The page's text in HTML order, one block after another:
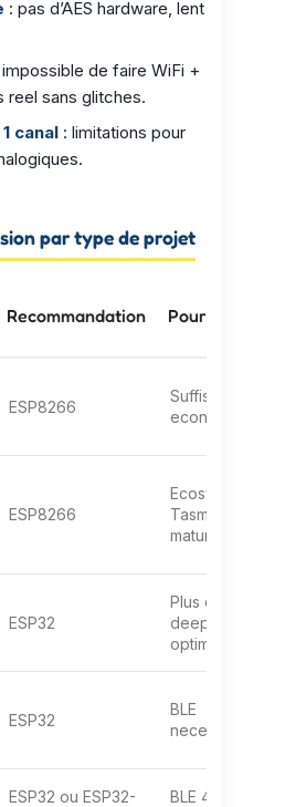
: pas d’AES hardware, lent
impossible de faire WiFi +
reel sans glitches.
canal : limitations pour
par type de projet
Recommandation Pourquoi
ESP8266
Suffisant,
economique
ESP8266
Ecosysteme
Tasmota
mature
ESP32
Plus d’ADC,
deep sleep
optimal
ESP32
BLE
necessaire
ESP32 ou ESP32-
BLE 4.2 ou